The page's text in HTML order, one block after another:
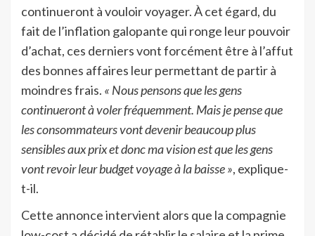
continueront à vouloir voyager. À cet égard, du
fait de l’inflation galopante qui ronge leur pouvoir
d’achat, ces derniers vont forcément être à l’affut
des bonnes affaires leur permettant de partir à
moindres frais. « Nous pensons que les gens
continueront à voler fréquemment. Mais je pense que
les consommateurs vont devenir beaucoup plus
sensibles aux prix et donc ma vision est que les gens
vont revoir leur budget voyage à la baisse », explique-
t-il.
Cette annonce intervient alors que la compagnie